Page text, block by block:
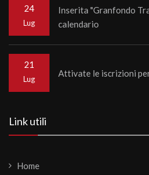
24
Lug
Inserita "Granfondo
calendario
21
Lug
Attivate le iscrizioni
Link utili
Home